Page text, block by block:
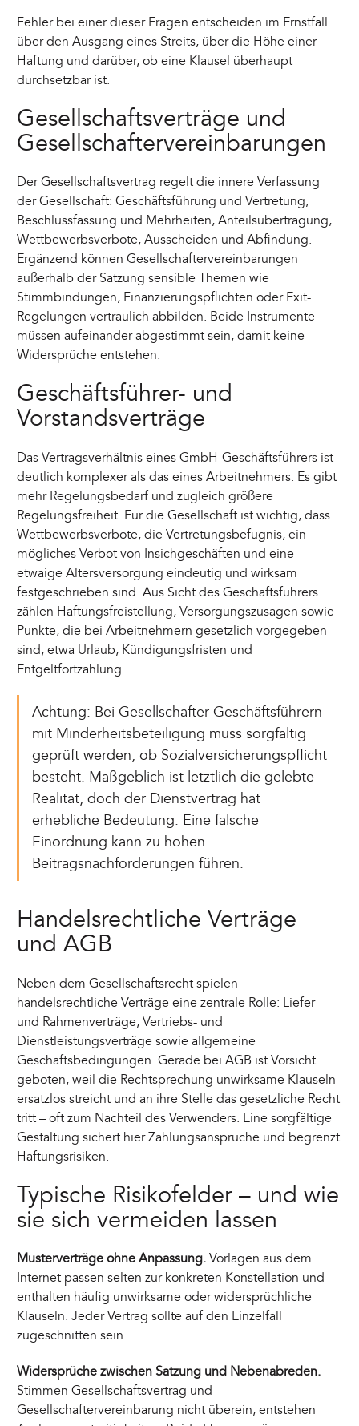
Fehler bei einer dieser Fragen entscheiden im Ernstfall
über den Ausgang eines Streits, über die Höhe einer
Haftung und darüber, ob eine Klausel überhaupt
durchsetzbar ist.
Gesellschaftsverträge und
Gesellschaftervereinbarungen
Der Gesellschaftsvertrag regelt die innere Verfassung
der Gesellschaft: Geschäftsführung und Vertretung,
Beschlussfassung und Mehrheiten, Anteilsübertragung,
Wettbewerbsverbote, Ausscheiden und Abfindung.
Ergänzend können Gesellschaftervereinbarungen
außerhalb der Satzung sensible Themen wie
Stimmbindungen, Finanzierungspflichten oder Exit-
Regelungen vertraulich abbilden. Beide Instrumente
müssen aufeinander abgestimmt sein, damit keine
Widersprüche entstehen.
Geschäftsführer- und
Vorstandsverträge
Das Vertragsverhältnis eines GmbH-Geschäftsführers ist
deutlich komplexer als das eines Arbeitnehmers: Es gibt
mehr Regelungsbedarf und zugleich größere
Regelungsfreiheit. Für die Gesellschaft ist wichtig, dass
Wettbewerbsverbote, die Vertretungsbefugnis, ein
mögliches Verbot von Insichgeschäften und eine
etwaige Altersversorgung eindeutig und wirksam
festgeschrieben sind. Aus Sicht des Geschäftsführers
zählen Haftungsfreistellung, Versorgungszusagen sowie
Punkte, die bei Arbeitnehmern gesetzlich vorgegeben
sind, etwa Urlaub, Kündigungsfristen und
Entgeltfortzahlung.
Achtung: Bei Gesellschafter-Geschäftsführern
mit Minderheitsbeteiligung muss sorgfältig
geprüft werden, ob Sozialversicherungspflicht
besteht. Maßgeblich ist letztlich die gelebte
Realität, doch der Dienstvertrag hat
erhebliche Bedeutung. Eine falsche
Einordnung kann zu hohen
Beitragsnachforderungen führen.
Handelsrechtliche Verträge
und AGB
Neben dem Gesellschaftsrecht spielen
handelsrechtliche Verträge eine zentrale Rolle: Liefer-
und Rahmenverträge, Vertriebs- und
Dienstleistungsverträge sowie allgemeine
Geschäftsbedingungen. Gerade bei AGB ist Vorsicht
geboten, weil die Rechtsprechung unwirksame Klauseln
ersatzlos streicht und an ihre Stelle das gesetzliche Recht
tritt – oft zum Nachteil des Verwenders. Eine sorgfältige
Gestaltung sichert hier Zahlungsansprüche und begrenzt
Haftungsrisiken.
Typische Risikofelder – und wie
sie sich vermeiden lassen
Musterverträge ohne Anpassung. Vorlagen aus dem
Internet passen selten zur konkreten Konstellation und
enthalten häufig unwirksame oder widersprüchliche
Klauseln. Jeder Vertrag sollte auf den Einzelfall
zugeschnitten sein.
Widersprüche zwischen Satzung und Nebenabreden.
Stimmen Gesellschaftsvertrag und
Gesellschaftervereinbarung nicht überein, entstehen